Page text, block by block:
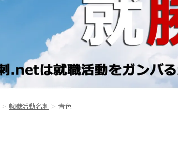
就職活動名刺 青色